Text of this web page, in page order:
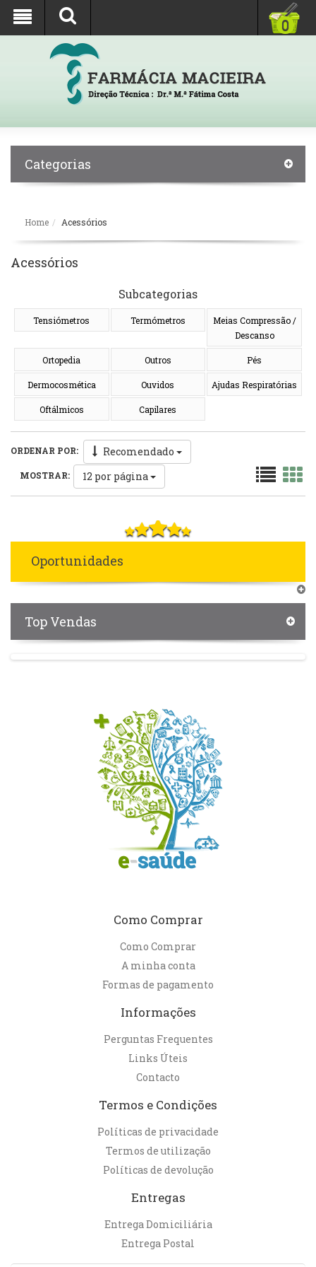
0
Categorias
Home Acessórios
Acessórios
Subcategorias
Tensiómetros Termómetros
Meias Compressão /
Descanso
Ortopedia Outros Pés
Dermocosmética Ouvidos Ajudas Respiratórias
Oftálmicos Capilares
ORDENAR POR: Recomendado
MOSTRAR: 12 por página
Oportunidades
Top Vendas
Como Comprar
Como Comprar
A minha conta
Formas de pagamento
Informações
Perguntas Frequentes
Links Úteis
Contacto
Termos e Condições
Políticas de privacidade
Termos de utilização
Políticas de devolução
Entregas
Entrega Domiciliária
Entrega Postal